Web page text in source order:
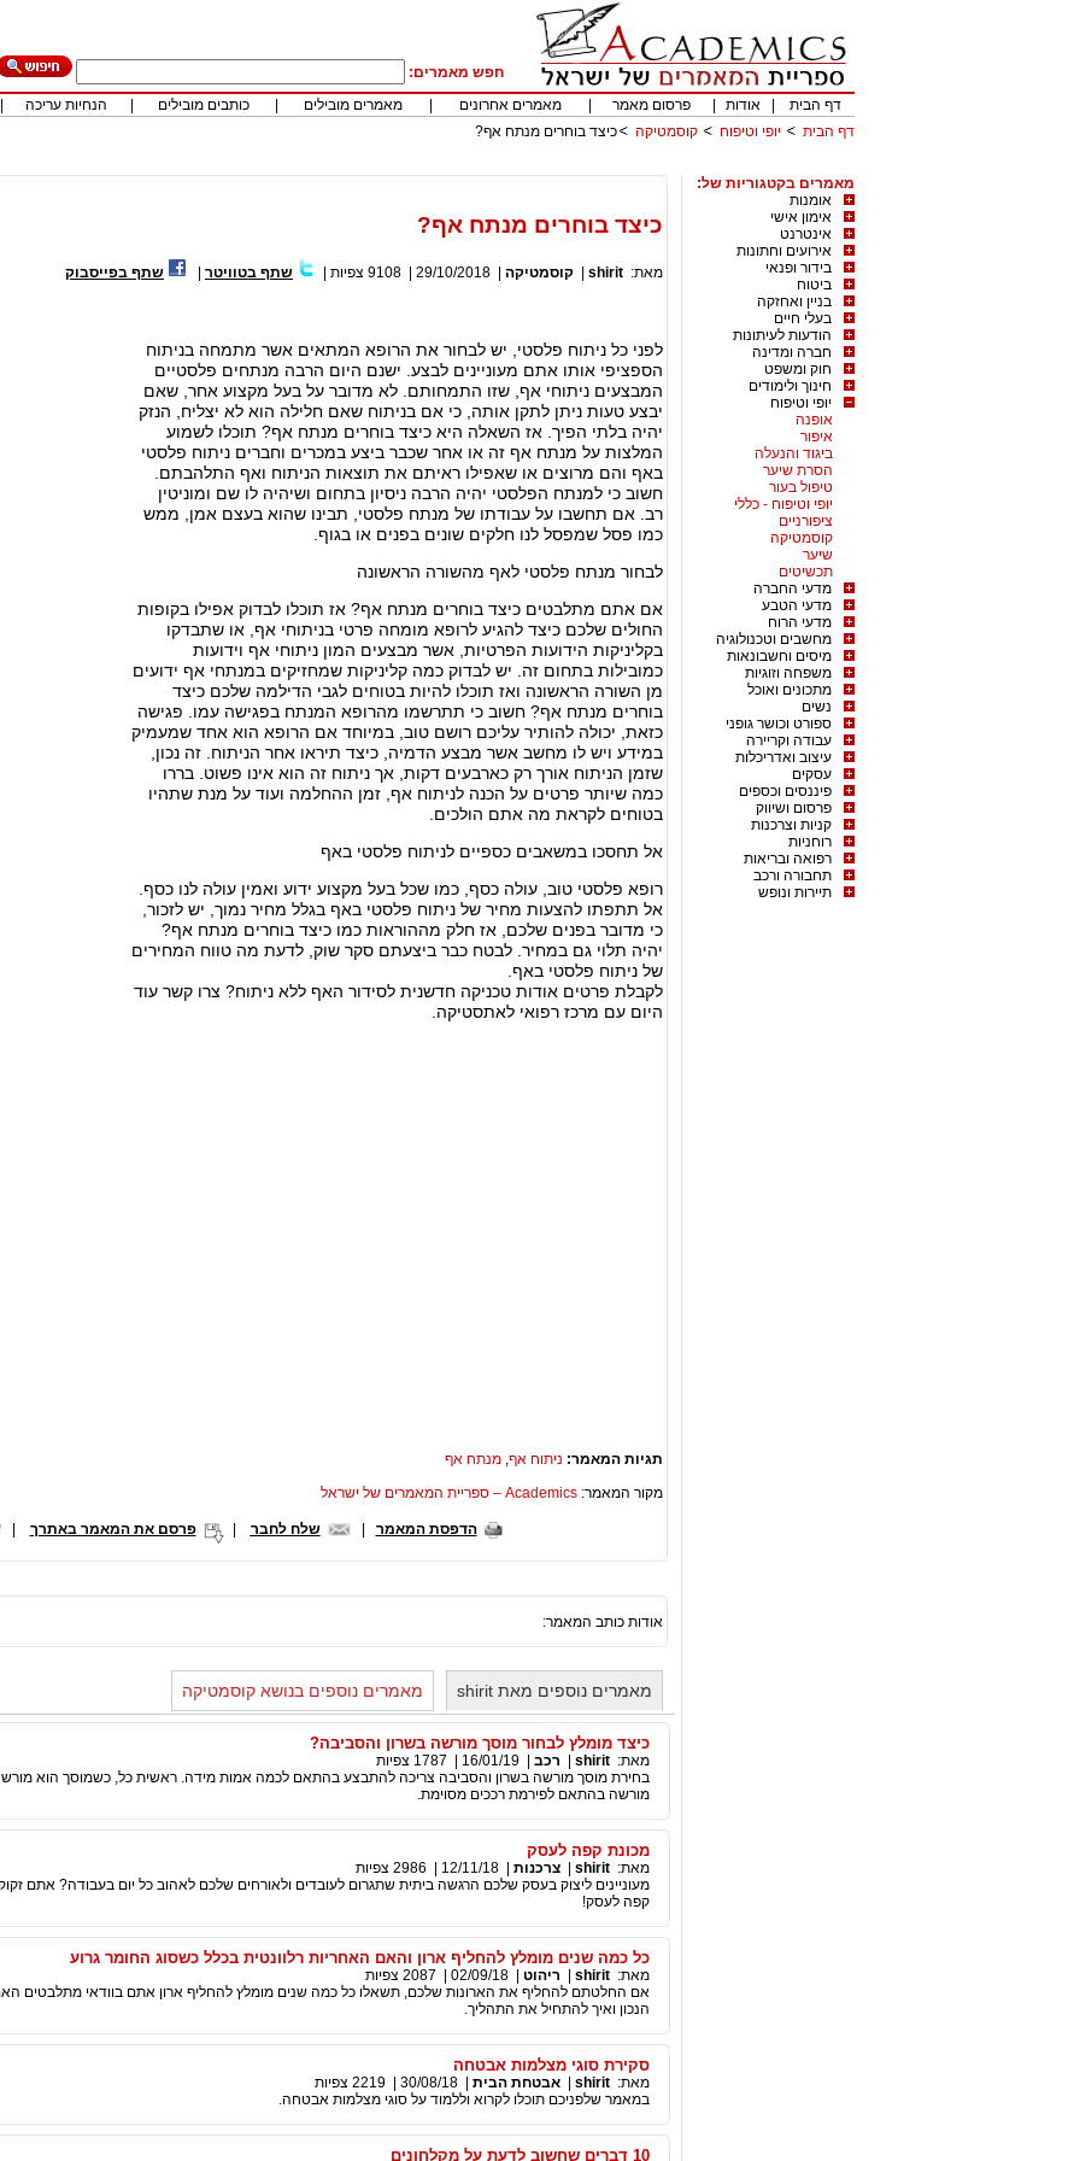
חפש מאמרים:
דף הבית
אודות פרסום מאמר מאמרים אחרונים מאמרים מובילים כותבים מובילים הנחיות עריכה
דף הבית
יופי וטיפוח קוסמטיקה כיצד בוחרים מנתח אף?
מאמרים בקטגוריות של:
אומנות
אימון אישי
אינטרנט
אירועים וחתונות
בידור ופנאי
ביטוח
בניין ואחזקה
בעלי חיים
הודעות לעיתונות
חברה ומדינה
חוק ומשפט
חינוך ולימודים
יופי וטיפוח
אופנה
איפור
ביגוד והנעלה
הסרת שיער
טיפול בעור
יופי וטיפוח - כללי
ציפורניים
קוסמטיקה
שיער
תכשיטים
מדעי החברה
מדעי הטבע
מדעי הרוח
מחשבים וטכנולוגיה
מיסים וחשבונאות
משפחה וזוגיות
מתכונים ואוכל
נשים
ספורט וכושר גופני
עבודה וקריירה
עיצוב ואדריכלות
עסקים
פיננסים וכספים
פרסום ושיווק
קניות וצרכנות
רוחניות
רפואה ובריאות
תחבורה ורכב
תיירות ונופש
כיצד בוחרים מנתח אף?
מאת: shirit קוסמטיקה 29/10/2018
9108 צפיות שתף בטוויטר שתף בפייסבוק
לפני כל ניתוח פלסטי, יש לבחור את הרופא המתאים אשר מתמחה בניתוח
הספציפי אותו אתם מעוניינים לבצע. ישנם היום הרבה מנתחים פלסטיים
המבצעים ניתוחי אף, שזו התמחותם. לא מדובר על בעל מקצוע אחר, שאם
יבצע טעות ניתן לתקן אותה, כי אם בניתוח שאם חלילה הוא לא יצליח, הנזק
יהיה בלתי הפיך. אז השאלה היא כיצד בוחרים מנתח אף? תוכלו לשמוע
המלצות על מנתח אף זה או אחר שכבר ביצע במכרים וחברים ניתוח פלסטי
באף והם מרוצים או שאפילו ראיתם את תוצאות הניתוח ואף התלהבתם.
חשוב כי למנתח הפלסטי יהיה הרבה ניסיון בתחום ושיהיה לו שם ומוניטין
רב. אם תחשבו על עבודתו של מנתח פלסטי, תבינו שהוא בעצם אמן, ממש
כמו פסל שמפסל לנו חלקים שונים בפנים או בגוף.
לבחור מנתח פלסטי לאף מהשורה הראשונה
אם אתם מתלבטים כיצד בוחרים מנתח אף? אז תוכלו לבדוק אפילו בקופות
החולים שלכם כיצד להגיע לרופא מומחה פרטי בניתוחי אף, או שתבדקו
בקליניקות הידועות הפרטיות, אשר מבצעים המון ניתוחי אף וידועות
כמובילות בתחום זה. יש לבדוק כמה קליניקות שמחזיקים במנתחי אף ידועים
מן השורה הראשונה ואז תוכלו להיות בטוחים לגבי הדילמה שלכם כיצד
בוחרים מנתח אף? חשוב כי תתרשמו מהרופא המנתח בפגישה עמו. פגישה
כזאת, יכולה להותיר עליכם רושם טוב, במיוחד אם הרופא הוא אחד שמעמיק
במידע ויש לו מחשב אשר מבצע הדמיה, כיצד תיראו אחר הניתוח. זה נכון,
שזמן הניתוח אורך רק כארבעים דקות, אך ניתוח זה הוא אינו פשוט. בררו
כמה שיותר פרטים על הכנה לניתוח אף, זמן ההחלמה ועוד על מנת שתהיו
בטוחים לקראת מה אתם הולכים.
אל תחסכו במשאבים כספיים לניתוח פלסטי באף
רופא פלסטי טוב, עולה כסף, כמו שכל בעל מקצוע ידוע ואמין עולה לנו כסף.
אל תתפתו להצעות מחיר של ניתוח פלסטי באף בגלל מחיר נמוך, יש לזכור,
כי מדובר בפנים שלכם, אז חלק מההוראות כמו כיצד בוחרים מנתח אף?
יהיה תלוי גם במחיר. לבטח כבר ביצעתם סקר שוק, לדעת מה טווח המחירים
של ניתוח פלסטי באף.
לקבלת פרטים אודות טכניקה חדשנית לסידור האף ללא ניתוח? צרו קשר עוד
היום עם מרכז רפואי לאתסטיקה.
תגיות המאמר: ניתוח אף, מנתח אף
מקור המאמר: Academics – ספריית המאמרים של ישראל
הדפסת המאמר שלח לחבר פרסם את המאמר באתרך |
אודות כותב המאמר:
מאמרים נוספים מאת shirit מאמרים נוספים בנושא קוסמטיקה
כיצד מומלץ לבחור מוסך מורשה בשרון והסביבה?
מאת: shirit רכב 16/01/19
1787 צפיות
בחירת מוסך מורשה בשרון והסביבה צריכה להתבצע בהתאם לכמה אמות מידה. ראשית כל, כשמוסך הוא
מורשה בהתאם לפירמת רככים מסוימת.
מכונת קפה לעסק
מאת: shirit צרכנות 12/11/18
2986 צפיות
מעוניינים ליצוק בעסק שלכם הרגשה ביתית שתגרום לעובדים ולאורחים שלכם לאהוב כל יום בעבודה? אתם
קפה לעסק!
כל כמה שנים מומלץ להחליף ארון והאם האחריות רלוונטית בכלל כשסוג החומר גרוע
מאת: shirit ריהוט 02/09/18
2087 צפיות
אם החלטתם להחליף את הארונות שלכם, תשאלו כל כמה שנים מומלץ להחליף ארון אתם בוודאי מתלבטים
הנכון ואיך להתחיל את התהליך.
סקירת סוגי מצלמות אבטחה
מאת: shirit אבטחת הבית 30/08/18
2219 צפיות
במאמר שלפניכם תוכלו לקרוא וללמוד על סוגי מצלמות אבטחה.
10 דברים שחשוב לדעת על מקלחונים